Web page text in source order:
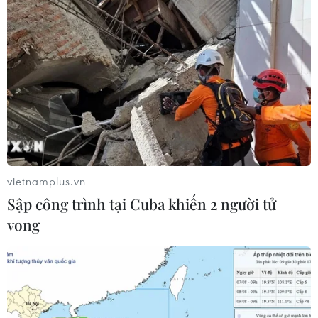
Mỹ hoàn trả khoảng 100 tỷ USD thuế
quan sau phán quyết của Tòa án Tối
cao
05/08/2026 22:58
Tổng Bí thư, Chủ tịch nước tiếp Tư
lệnh Bộ Chỉ huy Thái Bình Dương
Hoa Kỳ
golf của Tổng thống Trump
vietnamplus.vn
Sập công trình tại Cuba khiến 2 người tử
vong